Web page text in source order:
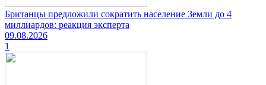
Британцы предложили сократить население Земли до 4
миллиардов: реакция эксперта
09.08.2026
1